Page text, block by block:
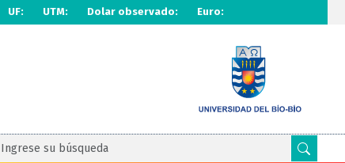
UF: UTM: Dolar observado: Euro: